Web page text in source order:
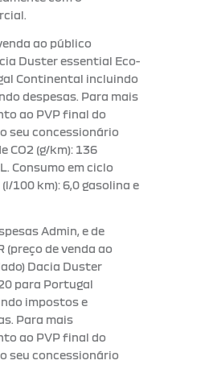
ao público
Duster essential Eco-
Continental incluindo
despesas. Para mais
ao PVP final do
seu concessionário
CO2 (g/km): 136
Consumo em ciclo
100 km): 6,0 gasolina e
Admin, e de
(preço de venda ao
Dacia Duster
para Portugal
impostos e
Para mais
ao PVP final do
seu concessionário